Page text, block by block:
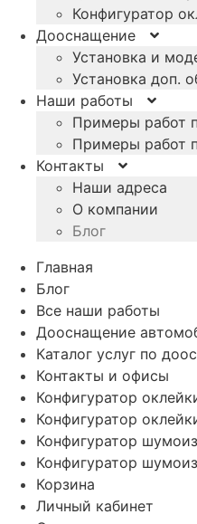
Конфигуратор
Дооснащение
Установка и
Установка доп.
Наши работы
Примеры работ
Примеры работ
Контакты
Наши адреса
О компании
Блог
Главная
Блог
Все наши работы
Дооснащение
Каталог услуг по
Контакты и офисы
Конфигуратор
Конфигуратор
Конфигуратор
Конфигуратор
Корзина
Личный кабинет